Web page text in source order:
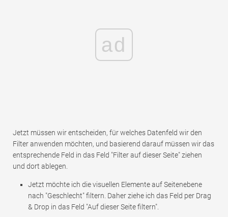
ad
Jetzt müssen wir entscheiden, für welches Datenfeld wir den
Filter anwenden möchten, und basierend darauf müssen wir das
entsprechende Feld in das Feld "Filter auf dieser Seite" ziehen
und dort ablegen.
Jetzt möchte ich die visuellen Elemente auf Seitenebene
nach "Geschlecht" filtern. Daher ziehe ich das Feld per Drag
& Drop in das Feld "Auf dieser Seite filtern".